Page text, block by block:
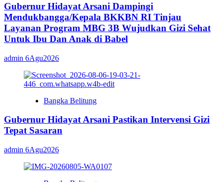
Gubernur Hidayat Arsani Dampingi
Mendukbangga/Kepala BKKBN RI Tinjau
Layanan Program MBG 3B Wujudkan Gizi Sehat
Untuk Ibu Dan Anak di Babel
admin 6Agu2026
Bangka Belitung
Gubernur Hidayat Arsani Pastikan Intervensi Gizi
Tepat Sasaran
admin 6Agu2026